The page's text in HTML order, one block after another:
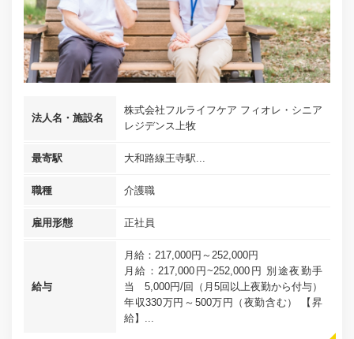
法人名・施設名
株式会社フルライフケア フィオレ・シニア
レジデンス上牧
最寄駅 大和路線王寺駅...
職種 介護職
雇用形態 正社員
給与
月給：217,000円～252,000円
月給：217,000円~252,000円 別途夜勤手
当 5,000円/回（月5回以上夜勤から付与）
年収330万円～500万円（夜勤含む） 【昇
給】...